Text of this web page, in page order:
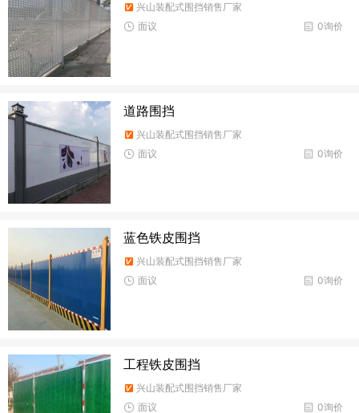
兴山装配式围挡销售厂家
0询价
面议
道路围挡
兴山装配式围挡销售厂家
0询价
面议
蓝色铁皮围挡
兴山装配式围挡销售厂家
0询价
面议
工程铁皮围挡
兴山装配式围挡销售厂家
0询价
面议